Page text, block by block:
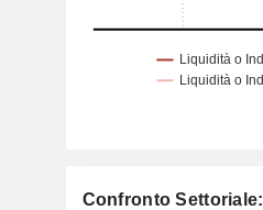
Confronto Settoriale: